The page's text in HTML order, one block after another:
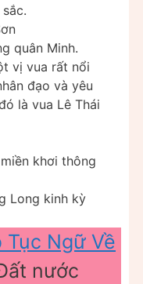
quân Minh.
vị vua rất nổi
đạo và yêu
là vua Lê Thái
khơi thông
Long kinh kỳ
Tục Ngữ Về
nước